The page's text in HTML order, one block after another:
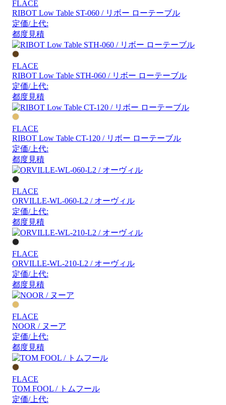
FLACE
RIBOT Low Table ST-060 / リボー ローテーブル
定価/上代:
都度見積
FLACE
RIBOT Low Table STH-060 / リボー ローテーブル
定価/上代:
都度見積
FLACE
RIBOT Low Table CT-120 / リボー ローテーブル
定価/上代:
都度見積
FLACE
ORVILLE-WL-060-L2 / オーヴィル
定価/上代:
都度見積
FLACE
ORVILLE-WL-210-L2 / オーヴィル
定価/上代:
都度見積
FLACE
NOOR / ヌーア
定価/上代:
都度見積
FLACE
TOM FOOL / トムフール
定価/上代: